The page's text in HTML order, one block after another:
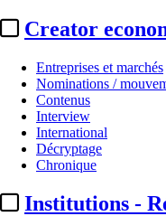
Creator
Entreprises et marchés
Nominations /
Contenus
Interview
International
Décryptage
Chronique
Institutions -